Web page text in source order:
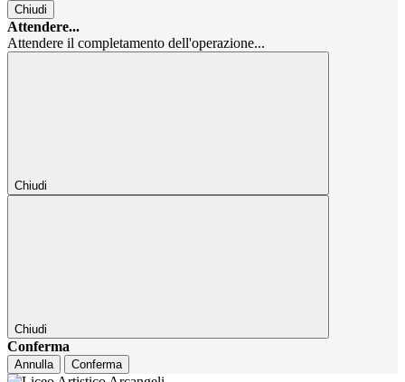
Chiudi
Attendere...
Attendere il completamento dell'operazione...
Chiudi
Chiudi
Conferma
Annulla Conferma